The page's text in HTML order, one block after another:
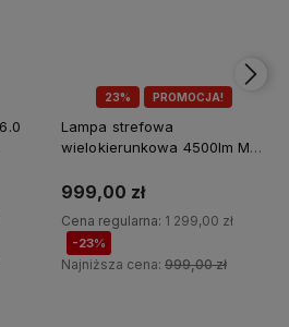
23% PROMOCJA!
Lampa strefowa
wielokierunkowa 4500lm M18
999,00 zł
Cena regularna: 1 299,00 zł
-23%
Najniższa cena: 999,00 zł